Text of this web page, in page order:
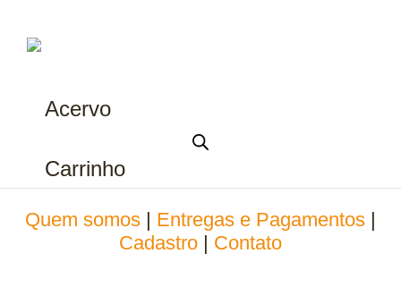
Acervo
Carrinho
Quem somos Entregas e Pagamentos
Cadastro
Contato